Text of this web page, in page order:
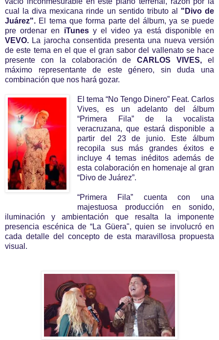
cual la diva mexicana rinde un sentido tributo al "Divo de
Juárez". El tema que forma parte del álbum, ya se puede
pre ordenar en iTunesy el video ya está disponible en
VEVO. La jarocha consentida presenta una nueva versión
de este tema en el que el gran sabor del vallenato se hace
presente con la colaboración deCARLOS VIVES, el
máximo representante de este género, sin duda una
combinación que nos hará gozar.
El tema “No Tengo Dinero” Feat. Carlos
Vives, es un adelanto del álbum
“Primera Fila” de la vocalista
veracruzana, que estará disponible a
partir del 23 de junio. Este álbum
recopila sus más grandes éxitos e
incluye 4 temas inéditos además de
esta colaboración en homenaje al gran
“Divo de Juárez”.
“Primera Fila” cuenta con una
majestuosa producción en sonido,
iluminación y ambientación que resalta la imponente
presencia escénica de “La Güera", quien se involucró en
cada detalle del concepto de esta maravillosa propuesta
visual.